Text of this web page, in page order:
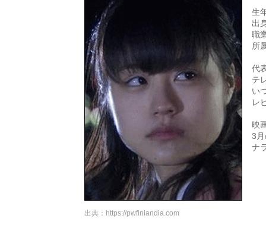
生
出
職
所
代
テ
い
レ
映
3
ナ
出典： https://pwfinlandia.com